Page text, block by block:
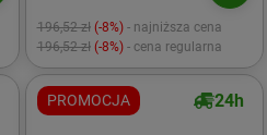
196,52 zł (-8%) - najniższa cena
196,52 zł (-8%) - cena regularna
PROMOCJA 24h